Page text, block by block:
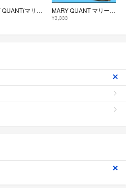
MARY QUANT(マリークワント) ボストンバッグ - 黒 本体ロックなし MARY QUANT マリークヮント ボストンバッグ ブラック デイジー柄
¥3,333